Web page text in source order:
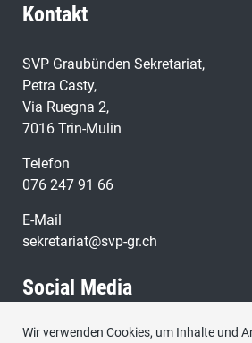
Kontakt
SVP Graubünden Sekretariat,
Petra Casty,
Via Ruegna 2,
7016 Trin-Mulin
Telefon
076 247 91 66
E-Mail
sekretariat@svp-gr.ch
Social Media
Besuchen Sie uns bei:
Wir verwenden Cookies, um Inhalte und